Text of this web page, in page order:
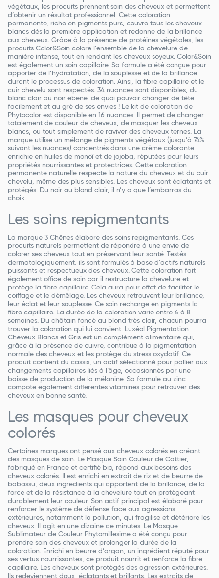
végétaux, les produits prennent soin des cheveux et permettent
d’obtenir un résultat professionnel. Cette coloration
permanente, riche en pigments purs, couvre tous les cheveux
blancs dès la première application et redonne de la brillance
aux cheveux. Grâce à la présence de protéines végétales, les
produits Color&Soin colore l’ensemble de la chevelure de
manière intense, tout en rendant les cheveux soyeux. Color&Soin
est également un soin capillaire. Sa formule a été conçue pour
apporter de l’hydratation, de la souplesse et de la brillance
durant le processus de coloration. Ainsi, la fibre capillaire et le
cuir chevelu sont respectés. 34 nuances sont disponibles, du
blanc clair au noir ébène, de quoi pouvoir changer de tête
facilement et au gré de ses envies ! Le kit de coloration de
Phytocolor est disponible en 16 nuances. Il permet de changer
totalement de couleur de cheveux, de masquer les cheveux
blancs, ou tout simplement de raviver des cheveux ternes. La
marque utilise un mélange de pigments végétaux (jusqu’à 74%
suivant les nuances) concentrés dans une crème colorante
enrichie en huiles de monoï et de jojoba, réputées pour leurs
propriétés nourrissantes et protectrices. Cette coloration
permanente naturelle respecte la nature du cheveux et du cuir
chevelu, même des plus sensibles. Les cheveux sont éclatants et
protégés. Du noir au blond clair, il n’y a que l’embarras du
choix.
Les soins repigmentants
La marque 3 Chênes élabore des soins repigmentants. Ces
produits naturels permettent de répondre à une envie de
colorer ses cheveux tout en préservant leur santé. Testés
dermatologiquement, ils sont formulés à base d’actifs naturels
puissants et respectueux des cheveux. Cette coloration fait
également office de soin car il restructure la chevelure et
protège la fibre capillaire. Cela aura pour effet de faciliter le
coiffage et le démêlage. Les cheveux retrouvent leur brillance,
leur éclat et leur souplesse. Ce soin recharge en pigments la
fibre capillaire. La durée de la coloration varie entre 6 à 8
semaines. Du châtain foncé au blond très clair, chacun pourra
trouver la coloration qui lui convient. Luxéol Pigmentation
Cheveux Blancs et Gris est un complément alimentaire qui,
grâce à la présence de cuivre, contribue à la pigmentation
normale des cheveux et les protège du stress oxydatif. Ce
produit contient du cassis, un actif sélectionné pour pallier aux
changements capillaires liés à l’âge, occasionnés par une
baisse de production de la mélanine. Sa formule au zinc
compote également différentes vitamines pour retrouver des
cheveux en bonne santé.
Les masques pour cheveux
colorés
Certaines marques ont pensé aux cheveux colorés en créant
des masques de soin. Le Masque Soin Couleur de Cattier,
fabriqué en France et certifié bio, répond aux besoins des
cheveux colorés. Il est enrichi en extrait de riz et de beurre de
babassu, deux ingrédients qui apportent de la brillance, de la
force et de la résistance à la chevelure tout en protégeant
durablement leur couleur. Son actif principal est élaboré pour
renforcer le système de défense face aux agressions
extérieures, notamment la pollution, qui fragilise et détériore les
cheveux. Il agit en une dizaine de minutes. Le Masque
Sublimateur de Couleur Phytomillesime a été conçu pour
prendre soin des cheveux et prolonger la durée de la
coloration. Enrichi en beurre d’argan, un ingrédient réputé pour
ses vertus nourrissantes, ce produit nourrit et renforce la fibre
capillaire. Les cheveux sont protégés des agression extérieures.
Ils redeviennent doux, éclatants et brillants. Les extraits de